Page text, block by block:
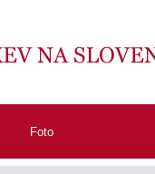
Foto